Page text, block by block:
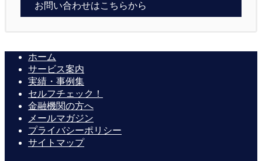
お問い合わせはこちらから
ホーム
サービス案内
実績・事例集
セルフチェック！
金融機関の方へ
メールマガジン
プライバシーポリシー
サイトマップ